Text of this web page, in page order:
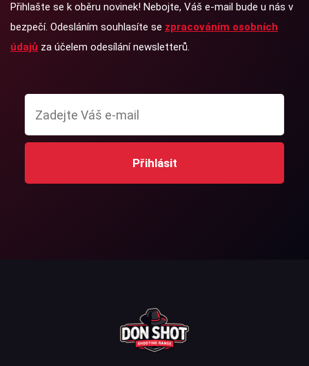
Přihlašte se k oběru novinek! Nebojte, Váš e-mail bude u nás v
bezpečí. Odesláním souhlasíte se zpracováním osobních
údajů za účelem odesílání newsletterů.
Přihlásit